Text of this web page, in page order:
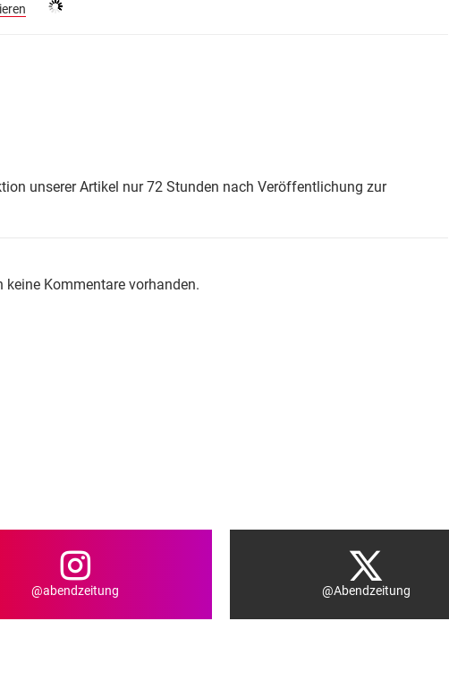
unserer Artikel nur 72 Stunden nach Veröffentlichung zur
keine Kommentare vorhanden.
@abendzeitung @Abendzeitung